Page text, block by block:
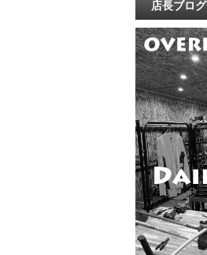
店長ブログ